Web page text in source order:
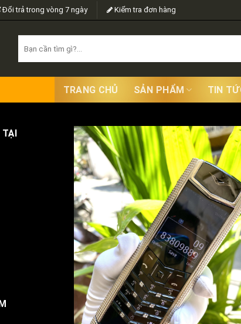
Đổi trả trong vòng 7 ngày Kiểm tra đơn hàng
for:
TRANG CHỦ SẢN PHẨM TIN